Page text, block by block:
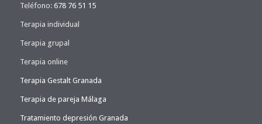
Teléfono: 678 76 51 15
Terapia individual
Terapia grupal
Terapia online
Terapia Gestalt Granada
Terapia de pareja Málaga
Tratamiento depresión Granada